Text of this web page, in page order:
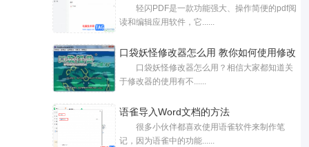
教程轻闪PDF是一款功能强大、操作简便的pdf阅
读和编辑应用软件，它......
口袋妖怪修改器怎么用 教你如何使用修改
口袋妖怪修改器怎么用？相信大家都知道关
于修改器的使用有不......
语雀导入Word文档的方法
很多小伙伴都喜欢使用语雀软件来制作笔
记，因为语雀中的功能......